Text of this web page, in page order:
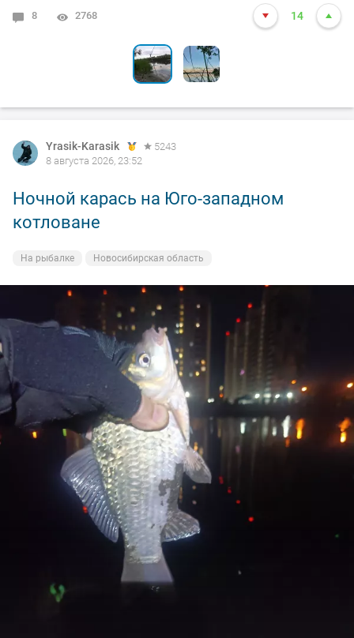
8 2768 14
1 4080 13
Yrasik-Karasik
5243
8 августа 2026, 23:52
Ночной карась на Юго-западном
котловане
На рыбалке Новосибирская область